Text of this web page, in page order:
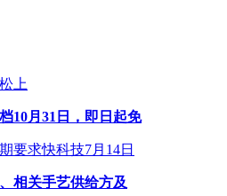
上
10月31日，即日起免
要求快科技7月14日
相关手艺供给方及